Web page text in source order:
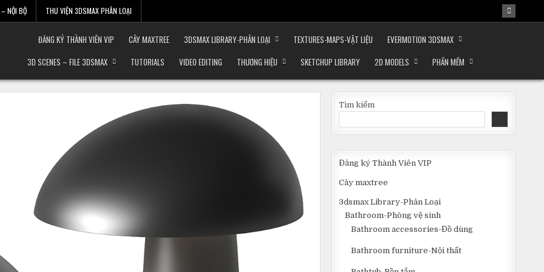
NỘI BỘ THƯ VIỆN 3DSMAX PHÂN LOẠI
ĐĂNG KÝ THÀNH VIÊN VIP CÂY MAXTREE 3DSMAX LIBRARY-PHÂN LOẠI TEXTURES-MAPS-VẬT LIỆU
EVERMOTION 3DSMAX
3D SCENES – FILE 3DSMAX
TUTORIALS VIDEO EDITING THƯƠNG HIỆU SKETCHUP LIBRARY 2D MODELS PHẦN MỀM
Tìm kiếm
Đăng ký Thành Viên VIP
Cây maxtree
3dsmax Library-Phân Loại
Bathroom-Phòng vệ sinh
Bathroom accessories-Đồ dùng
Bathroom furniture-Nội thất